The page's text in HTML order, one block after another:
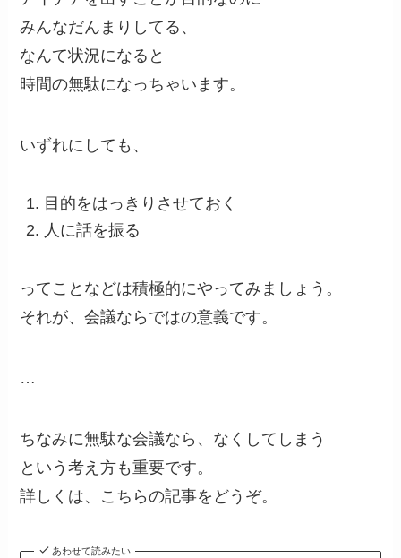
みんなだんまりしてる、
なんて状況になると
時間の無駄になっちゃいます。
いずれにしても、
目的をはっきりさせておく
人に話を振る
ってことなどは積極的にやってみましょう。
それが、会議ならではの意義です。
…
ちなみに無駄な会議なら、なくしてしまう
という考え方も重要です。
詳しくは、こちらの記事をどうぞ。
あわせて読みたい